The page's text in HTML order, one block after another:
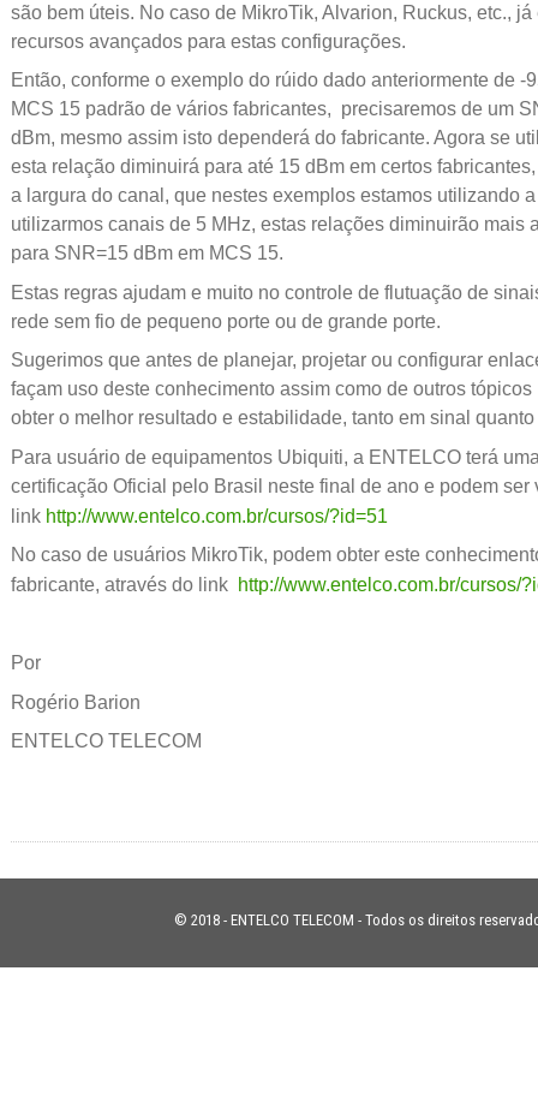
são bem úteis. No caso de MikroTik, Alvarion, Ruckus, etc.,
recursos avançados para estas configurações.
Então, conforme o exemplo do rúido dado anteriormente de -
MCS 15 padrão de vários fabricantes, precisaremos de um
dBm, mesmo assim isto dependerá do fabricante. Agora se
esta relação diminuirá para até 15 dBm em certos
a largura do canal, que nestes exemplos estamos utilizando
utilizarmos canais de 5 MHz, estas relações diminuirão mais
para SNR=15 dBm em MCS 15.
Estas regras ajudam e muito no controle de flutuação de
rede sem fio de pequeno porte ou de grande porte.
Sugerimos que antes de planejar, projetar ou configurar
façam uso deste conhecimento assim como de outros
obter o melhor resultado e estabilidade, tanto em sinal
Para usuário de equipamentos Ubiquiti, a ENTELCO terá
certificação Oficial pelo Brasil neste final de ano e podem ser
link http://www.entelco.com.br/cursos/?id=51
No caso de usuários MikroTik, podem obter este
fabricante, através do link http://www.entelco.com.br/cursos/
Por
Rogério Barion
ENTELCO TELECOM
© 2018 - ENTELCO TELECOM - Todos os direitos